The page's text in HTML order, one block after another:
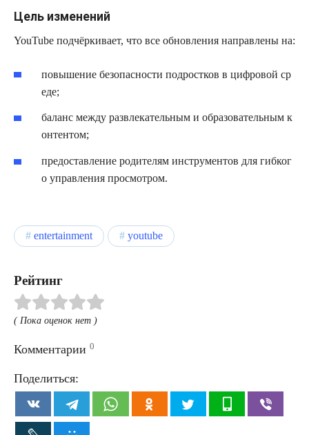
Цель изменений
YouTube подчёркивает, что все обновления направлены на:
повышение безопасности подростков в цифровой ср
еде;
баланс между развлекательным и образовательным к
онтентом;
предоставление родителям инструментов для гибког
о управления просмотром.
entertainment youtube
Рейтинг
( Пока оценок нет )
Комментарии 0
Поделиться: